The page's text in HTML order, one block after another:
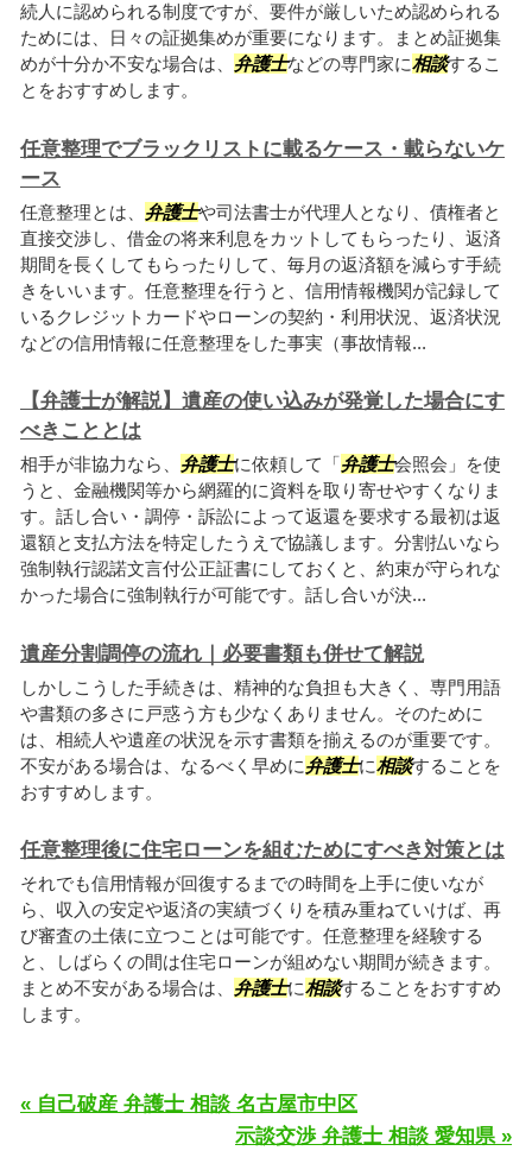
続人に認められる制度ですが、要件が厳しいため認められる
ためには、日々の証拠集めが重要になります。まとめ証拠集
めが十分か不安な場合は、 弁護士などの専門家に相談するこ
とをおすすめします。
任意整理でブラックリストに載るケース・載らないケ
ース
任意整理とは、 弁護士や司法書士が代理人となり、債権者と
直接交渉し、借金の将来利息をカットしてもらったり、返済
期間を長くしてもらったりして、毎月の返済額を減らす手続
きをいいます。任意整理を行うと、信用情報機関が記録して
いるクレジットカードやローンの契約・利用状況、返済状況
などの信用情報に任意整理をした事実（事故情報...
【弁護士が解説】遺産の使い込みが発覚した場合にす
べきこととは
相手が非協力なら、 弁護士に依頼して「弁護士会照会」を使
うと、金融機関等から網羅的に資料を取り寄せやすくなりま
す。話し合い・調停・訴訟によって返還を要求する最初は返
還額と支払方法を特定したうえで協議します。分割払いなら
強制執行認諾文言付公正証書にしておくと、約束が守られな
かった場合に強制執行が可能です。話し合いが決...
遺産分割調停の流れ｜必要書類も併せて解説
しかしこうした手続きは、精神的な負担も大きく、専門用語
や書類の多さに戸惑う方も少なくありません。そのために
は、相続人や遺産の状況を示す書類を揃えるのが重要です。
不安がある場合は、なるべく早めに弁護士に相談することを
おすすめします。
任意整理後に住宅ローンを組むためにすべき対策とは
それでも信用情報が回復するまでの時間を上手に使いなが
ら、収入の安定や返済の実績づくりを積み重ねていけば、再
び審査の土俵に立つことは可能です。任意整理を経験する
と、しばらくの間は住宅ローンが組めない期間が続きます。
まとめ不安がある場合は、 弁護士に相談することをおすすめ
します。
« 自己破産 弁護士 相談 名古屋市中区
示談交渉 弁護士 相談 愛知県 »